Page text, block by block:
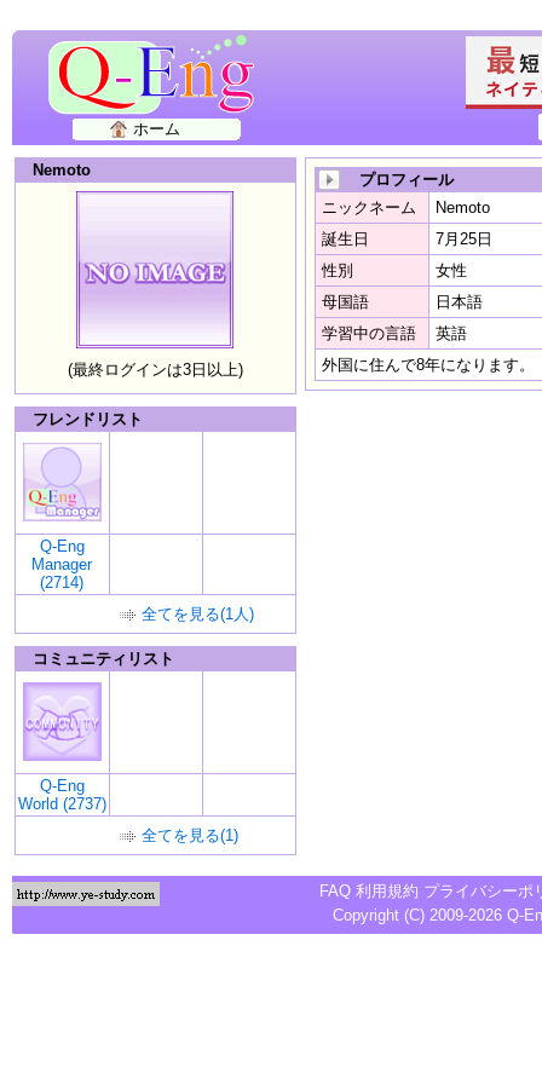
ホーム
Nemoto
(最終ログインは3日以上)
フレンドリスト
Q-Eng
Manager
(2714)
全てを見る(1人)
コミュニティリスト
Q-Eng
World (2737)
全てを見る(1)
プロフィール
ニックネーム
Nemoto
誕生日
7月25日
性別
女性
母国語
日本語
学習中の言語
英語
外国に住んで8年になります。
FAQ 利用規約 プライバシーポ
Copyright (C) 2009-2026 Q-